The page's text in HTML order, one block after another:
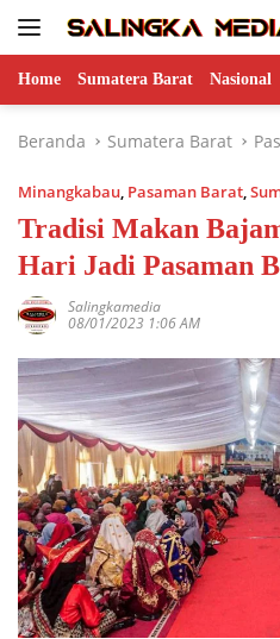
Home Sumatera Barat Nasional
Beranda Sumatera Barat
Minangkabau, Pasaman Barat,
Tradisi Makan
Hari Jadi Pasaman
Salingkamedia
08/01/2023 1:06 AM